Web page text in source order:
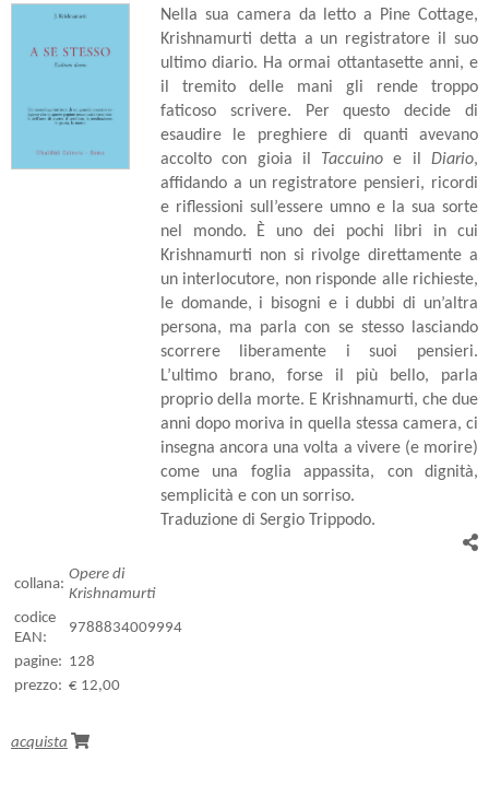
Nella sua camera da letto a Pine Cottage,
Krishnamurti detta a un registratore il suo
ultimo diario. Ha ormai ottantasette anni, e
il tremito delle mani gli rende troppo
faticoso scrivere. Per questo decide di
esaudire le preghiere di quanti avevano
accolto con gioia il
Taccuino e ilDiario,
affidando a un registratore pensieri, ricordi
e riflessioni sull’essere umno e la sua sorte
nel mondo. È uno dei pochi libri in cui
Krishnamurti non si rivolge direttamente a
un interlocutore, non risponde alle richieste,
le domande, i bisogni e i dubbi di un’altra
persona, ma parla con se stesso lasciando
scorrere liberamente i suoi pensieri.
L’ultimo brano, forse il più bello, parla
proprio della morte. E Krishnamurti, che due
anni dopo moriva in quella stessa camera, ci
insegna ancora una volta a vivere (e morire)
come una foglia appassita, con dignità,
semplicità e con un sorriso.
Traduzione di Sergio Trippodo.
collana:
Opere di
Krishnamurti
codice
EAN:
9788834009994
pagine: 128
prezzo: € 12,00
acquista